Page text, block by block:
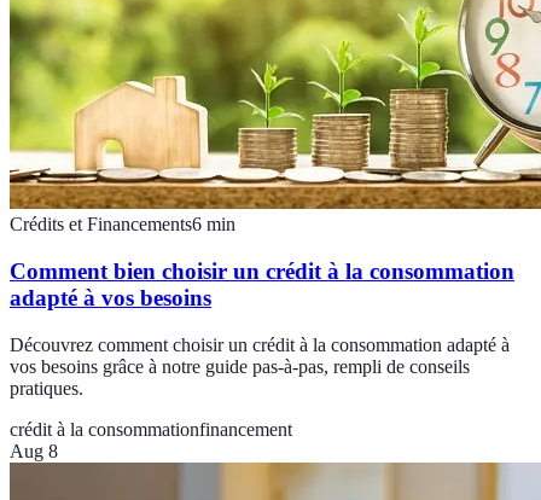
Crédits et Financements6 min
Comment bien choisir un crédit à la consommation
adapté à vos besoins
Découvrez comment choisir un crédit à la consommation adapté à
vos besoins grâce à notre guide pas-à-pas, rempli de conseils
pratiques.
crédit à la consommationfinancement
Aug 8